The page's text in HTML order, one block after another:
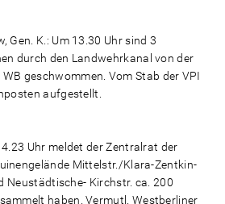
Gen. K.: Um 13.30 Uhr sind 3
durch den Landwehrkanal von der
geschwommen. Vom Stab der VPI
aufgestellt.
Uhr meldet der Zentralrat der
Mittelstr./Klara-Zentkin-
Neustädtische- Kirchstr. ca. 200
haben. Vermutl. Westberliner